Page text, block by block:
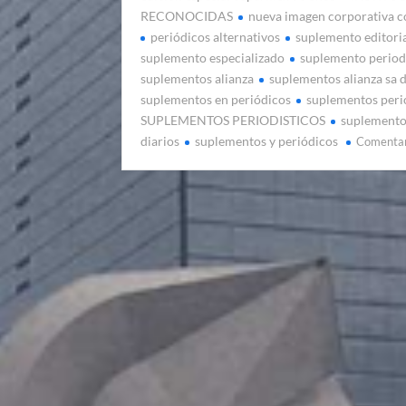
RECONOCIDAS
nueva imagen corporativa
periódicos alternativos
suplemento
suplemento especializado
suplemento
suplementos alianza
suplementos alianza sa
suplementos en periódicos
suplementos
SUPLEMENTOS PERIODISTICOS
diarios
suplementos y periódicos